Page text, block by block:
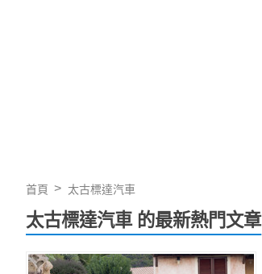
首頁 太古標達汽車
太古標達汽車 的最新熱門文章